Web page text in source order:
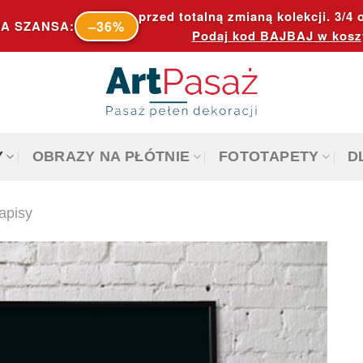
SZANSA: –36%
przed totalną zmianą kolekcji. 3/4
Podaj kod BAJBAJ w
OBRAZY NA PŁÓTNIE FOTOTAPETY